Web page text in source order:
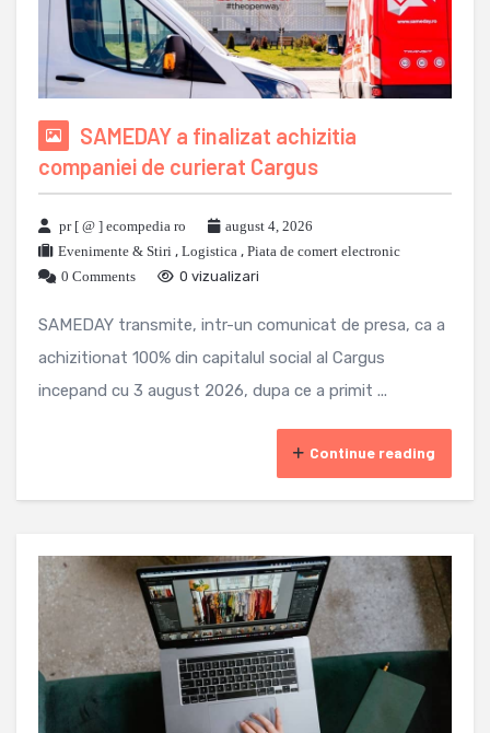
SAMEDAY a finalizat achizitia
companiei de curierat Cargus
pr [ @ ] ecompedia ro
august 4, 2026
Evenimente & Stiri , Logistica , Piata de comert electronic
0 Comments
0 vizualizari
SAMEDAY transmite, intr-un comunicat de presa, ca a
achizitionat 100% din capitalul social al Cargus
incepand cu 3 august 2026, dupa ce a primit ...
Continue reading